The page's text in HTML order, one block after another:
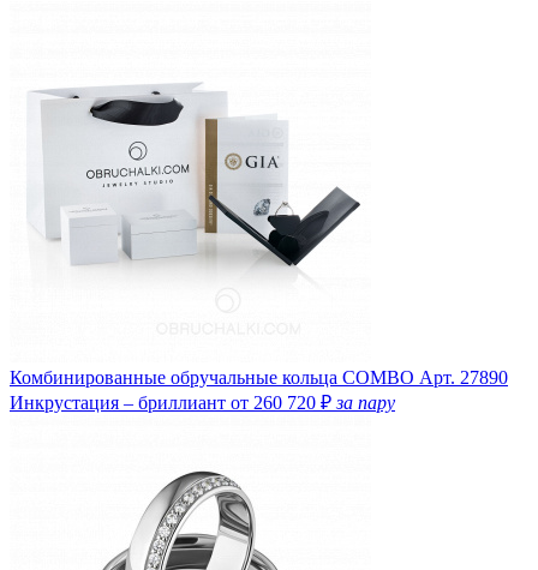
Комбинированные обручальные кольца COMBO Арт. 27890
Инкрустация – бриллиант от 260 720 ₽за пару